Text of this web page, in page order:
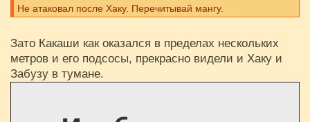
Не атаковал после Хаку. Перечитывай мангу.
Зато Какаши как оказался в пределах нескольких
метров и его подсосы, прекрасно видели и Хаку и
Забузу в тумане.